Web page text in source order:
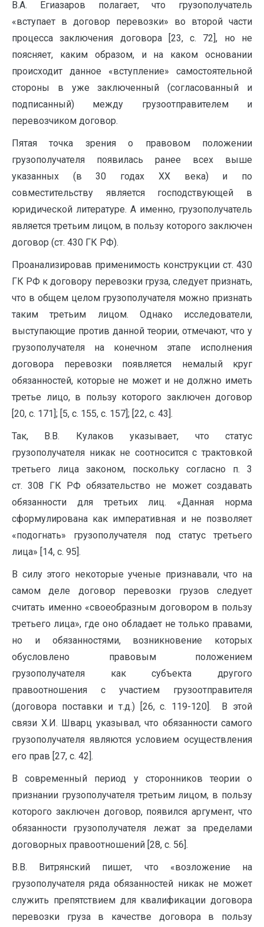
В.А. Егиазаров полагает, что грузополучатель
«вступает в договор перевозки» во второй части
процесса заключения договора [23, с. 72], но не
поясняет, каким образом, и на каком основании
происходит данное «вступление» самостоятельной
стороны в уже заключенный (согласованный и
подписанный) между грузоотправителем и
перевозчиком договор.
Пятая точка зрения о правовом положении
грузополучателя появилась ранее всех выше
указанных (в 30 годах XX века) и по
совместительству является господствующей в
юридической литературе. А именно, грузополучатель
является третьим лицом, в пользу которого заключен
договор (ст. 430 ГК РФ).
Проанализировав применимость конструкции ст. 430
ГК РФ к договору перевозки груза, следует признать,
что в общем целом грузополучателя можно признать
таким третьим лицом. Однако исследователи,
выступающие против данной теории, отмечают, что у
грузополучателя на конечном этапе исполнения
договора перевозки появляется немалый круг
обязанностей, которые не может и не должно иметь
третье лицо, в пользу которого заключен договор
[20, с. 171]; [5, с. 155, с. 157]; [22, с. 43].
Так, В.В. Кулаков указывает, что статус
грузополучателя никак не соотносится с трактовкой
третьего лица законом, поскольку согласно п. 3
ст. 308 ГК РФ обязательство не может создавать
обязанности для третьих лиц. «Данная норма
сформулирована как императивная и не позволяет
«подогнать» грузополучателя под статус третьего
лица» [14, с. 95].
В силу этого некоторые ученые признавали, что на
самом деле договор перевозки грузов следует
считать именно «своеобразным договором в пользу
третьего лица», где оно обладает не только правами,
но и обязанностями, возникновение которых
обусловлено правовым положением
грузополучателя как субъекта другого
правоотношения с участием грузоотправителя
(договора поставки и т.д.) [26, с. 119-120]. В этой
связи Х.И. Шварц указывал, что обязанности самого
грузополучателя являются условием осуществления
его прав [27, с. 42].
В современный период у сторонников теории о
признании грузополучателя третьим лицом, в пользу
которого заключен договор, появился аргумент, что
обязанности грузополучателя лежат за пределами
договорных правоотношений [28, с. 56].
В.В. Витрянский пишет, что «возложение на
грузополучателя ряда обязанностей никак не может
служить препятствием для квалификации договора
перевозки груза в качестве договора в пользу